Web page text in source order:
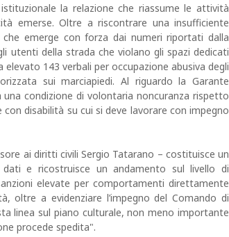
la relazione che riassume le attività
emerse. Oltre a riscontrare una insufficiente
emerge con forza dai numeri riportati dalla
utenti della strada che violano gli spazi dedicati
143 verbali per occupazione abusiva degli
sui marciapiedi. Al riguardo la Garante
condizione di volontaria noncuranza rispetto
disabilità su cui si deve lavorare con impegno
ai diritti civili Sergio Tatarano – costituisce un
e ricostruisce un andamento sul livello di
elevate per comportamenti direttamente
oltre a evidenziare l’impegno del Comando di
linea sul piano culturale, non meno importante
procede spedita".